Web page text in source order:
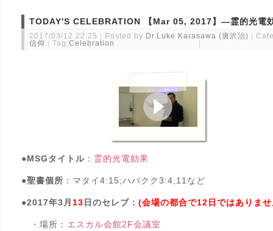
TODAY'S CELEBRATION 【Mar 05, 2017】―霊的光電
2017/03/12 22:25 Posted by Dr.Luke Karasawa (唐沢治)
信仰
Tag:Celebration
●MSGタイトル ： 霊的光電効果
●聖書個所 ：マタイ4:15;ハバクク3:4,11など
●2017年3月 13 日のセレブ： (会場の都合で12日ではありま
・場所： エスカル会館2F会議室